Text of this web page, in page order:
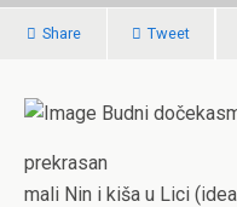
Share Tweet
Budni
prekrasan
mali Nin i kiša u Lici